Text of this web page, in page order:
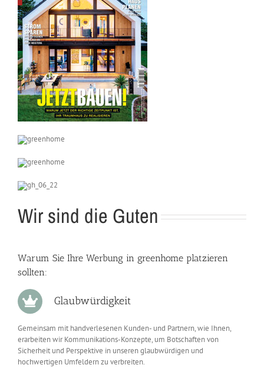
Wir sind die Guten
Warum Sie Ihre Werbung in greenhome platzieren
sollten:
Glaubwürdigkeit
Gemeinsam mit handverlesenen Kunden- und Partnern, wie Ihnen,
erarbeiten wir Kommunikations-Konzepte, um Botschaften von
Sicherheit und Perspektive in unseren glaubwürdigen und
hochwertigen Umfeldern zu verbreiten.